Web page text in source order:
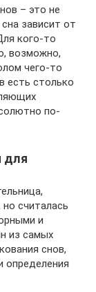
– это не
зависит от
кого-то
возможно,
чего-то
есть столько
по-
для
считалась
и
из самых
снов,
определения